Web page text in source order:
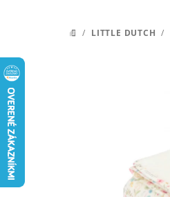
DOMOV
/ LITTLE DUTCH /